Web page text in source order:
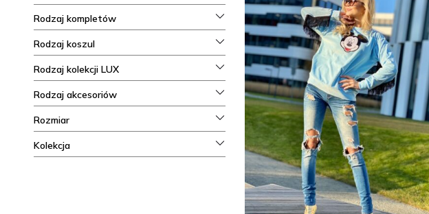
Rodzaj kompletów
Rodzaj koszul
Rodzaj kolekcji LUX
Rodzaj akcesoriów
Rozmiar
Kolekcja